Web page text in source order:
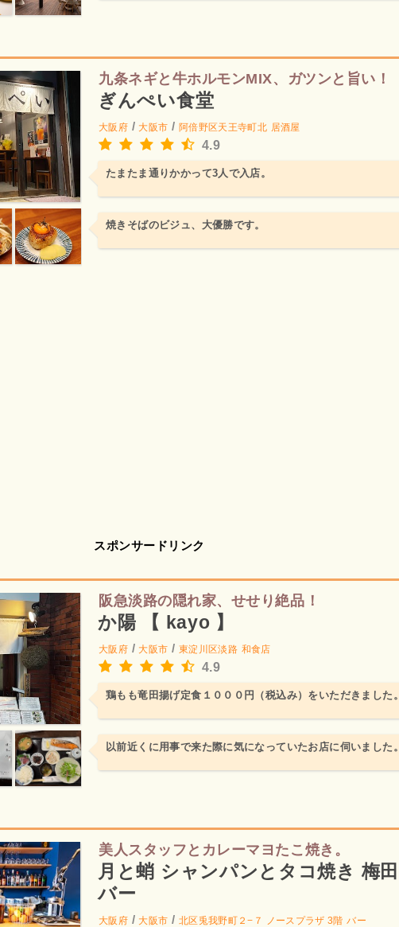
九条ネギと牛ホルモンMIX、ガツンと旨い！
ぎんぺい食堂
大阪府 / 大阪市 / 阿倍野区天王寺町北 居酒屋
4.9
たまたま通りかかって3人で入店。
焼きそばのビジュ、大優勝です。
スポンサードリンク
阪急淡路の隠れ家、せせり絶品！
か陽 【 kayo 】
大阪府 / 大阪市 / 東淀川区淡路 和食店
4.9
鶏もも竜田揚げ定食１０００円（税込み）をいただきました。
以前近くに用事で来た際に気になっていたお店に伺いました。
美人スタッフとカレーマヨたこ焼き。
月と蛸 シャンパンとタコ焼き 梅田
バー
大阪府 / 大阪市 / 北区兎我野町２−７ ノースプラザ 3階 バー